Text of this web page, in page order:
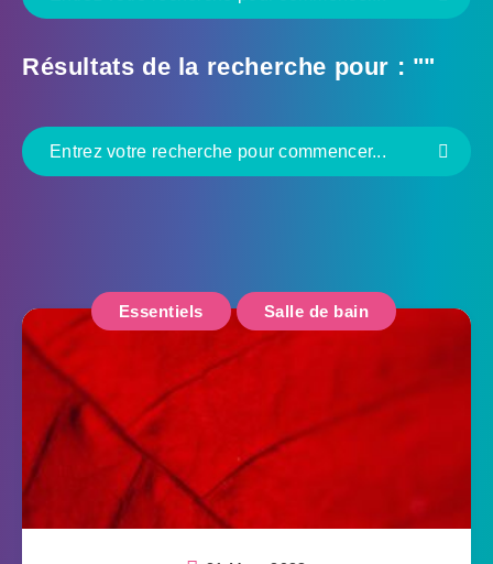
Résultats de la recherche pour : ""
Essentiels Salle de bain